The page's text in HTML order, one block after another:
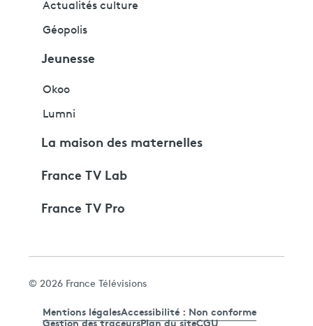
Actualités culture
Géopolis
Jeunesse
Okoo
Lumni
La maison des maternelles
France TV Lab
France TV Pro
© 2026 France Télévisions
Mentions légalesAccessibilité : Non conforme
Gestion des traceursPlan du siteCGU